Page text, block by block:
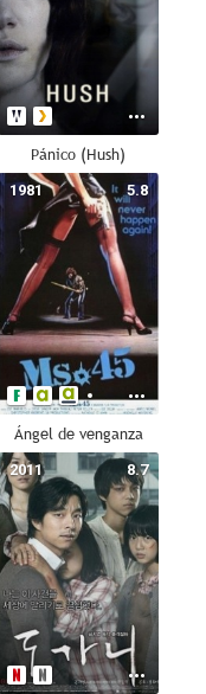
Pánico (Hush)
5.8
1981
Ángel de venganza
8.7
2011